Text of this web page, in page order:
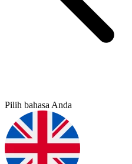
Pilih bahasa Anda